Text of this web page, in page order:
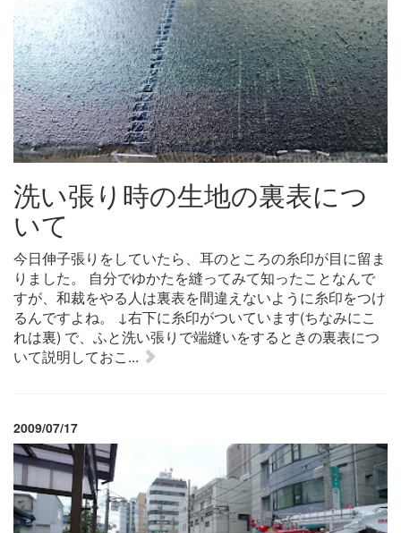
洗い張り時の生地の裏表につ
いて
今日伸子張りをしていたら、耳のところの糸印が目に留ま
りました。 自分でゆかたを縫ってみて知ったことなんで
すが、和裁をやる人は裏表を間違えないように糸印をつけ
るんですよね。 ↓右下に糸印がついています(ちなみにこ
れは裏) で、ふと洗い張りで端縫いをするときの裏表につ
いて説明しておこ...
2009/07/17